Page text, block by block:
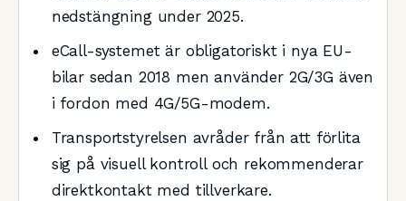
nedstängning under 2025.
eCall-systemet är obligatoriskt i nya EU-
bilar sedan 2018 men använder 2G/3G även
i fordon med 4G/5G-modem.
Transportstyrelsen avråder från att förlita
sig på visuell kontroll och rekommenderar
direktkontakt med tillverkare.